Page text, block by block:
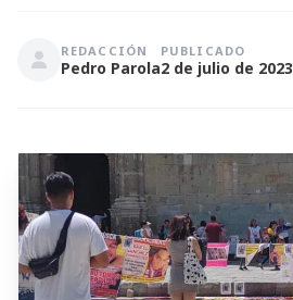
REDACCIÓN
Pedro Parola
PUBLICADO
2 de julio de 2023